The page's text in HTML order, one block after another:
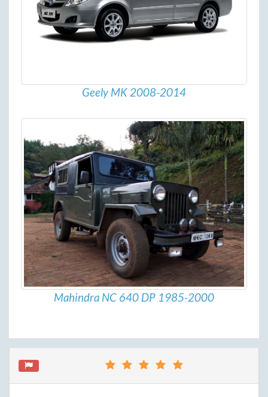
Geely MK 2008-2014
Mahindra NC 640 DP 1985-2000